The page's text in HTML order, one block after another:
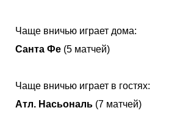
Чаще вничью играет дома:
Санта Фе (5 матчей)
Чаще вничью играет в гостях:
Атл. Насьональ (7 матчей)